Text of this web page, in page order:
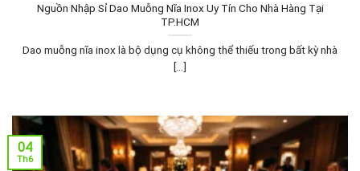
Nguồn Nhập Sỉ Dao Muỗng Nĩa Inox Uy Tín Cho Nhà Hàng Tại
TP.HCM
Dao muỗng nĩa inox là bộ dụng cụ không thể thiếu trong bất kỳ nhà
[...]
04
Th6